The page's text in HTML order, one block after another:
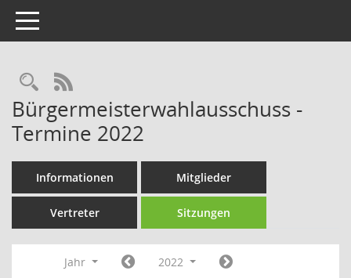
Toggle navigation
Rechercheauswahl
RSS-Feed
Bürgermeisterwahlausschuss -
Termine 2022
Informationen Mitglieder
Vertreter Sitzungen
Jahr
2022